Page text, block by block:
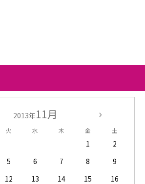
2013年11月
火 水 木 金 土
1
2
5 6 7 8
9
12 13 14 15
16